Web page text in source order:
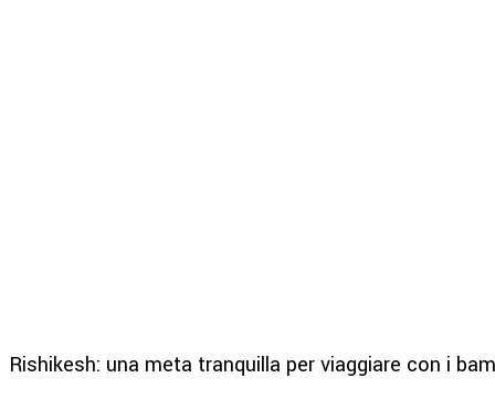
Rishikesh: una meta tranquilla per viaggiare con i